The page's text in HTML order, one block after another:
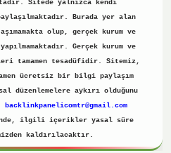
Sitede yalnızca kendi
Burada yer alan
olup, gerçek kurum ve
Gerçek kurum ve
tamamen tesadüfidir. Sitemiz,
ücretsiz bir bilgi paylaşım
düzenlemelere aykırı olduğunu
backlinkpanelicomtr@gmail.com
ilgili içerikler yasal süre
kaldırılacaktır.